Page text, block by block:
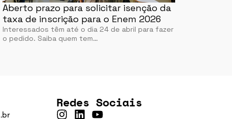
Aberto prazo para solicitar isenção da
taxa de inscrição para o Enem 2026
Interessados têm até o dia 24 de abril para fazer
o pedido. Saiba quem tem…
Redes Sociais